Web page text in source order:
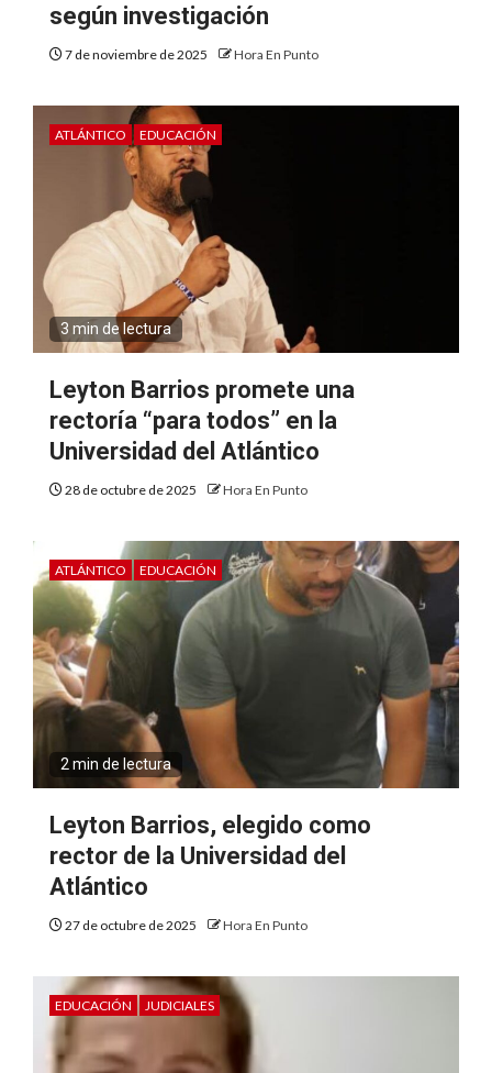
según investigación
7 de noviembre de 2025 Hora En Punto
ATLÁNTICO EDUCACIÓN
3 min de lectura
Leyton Barrios promete una
rectoría “para todos” en la
Universidad del Atlántico
28 de octubre de 2025 Hora En Punto
ATLÁNTICO EDUCACIÓN
2 min de lectura
Leyton Barrios, elegido como
rector de la Universidad del
Atlántico
27 de octubre de 2025 Hora En Punto
EDUCACIÓN JUDICIALES